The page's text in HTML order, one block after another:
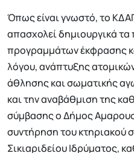
Όπως είναι γνωστό, το
απασχολεί δημιουργικά
προγραμμάτων έκφρασης
λόγου, ανάπτυξης
άθλησης και σωματικής
και την αναβάθμιση της
σύμβασης ο Δήμος
συντήρηση του κτηριακού
Σικιαριδείου Ιδρύματος,